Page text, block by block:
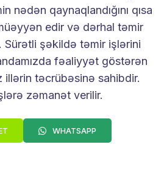
nədən qaynaqlandığını qısa
edir və dərhal təmir
Sürətli şəkildə təmir işlərini
fəaliyyət göstərən
illərin təcrübəsinə sahibdir.
zəmanət verilir.
WHATSAPP